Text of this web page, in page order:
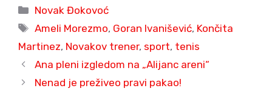
Categories
Novak Đokovoć
Tags
Ameli Morezmo, Goran Ivanišević, Končita
Martinez, Novakov trener, sport, tenis
Ana pleni izgledom na „Alijanc areni“
Nenad je preživeo pravi pakao!